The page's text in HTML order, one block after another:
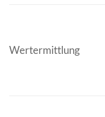
Wertermittlung